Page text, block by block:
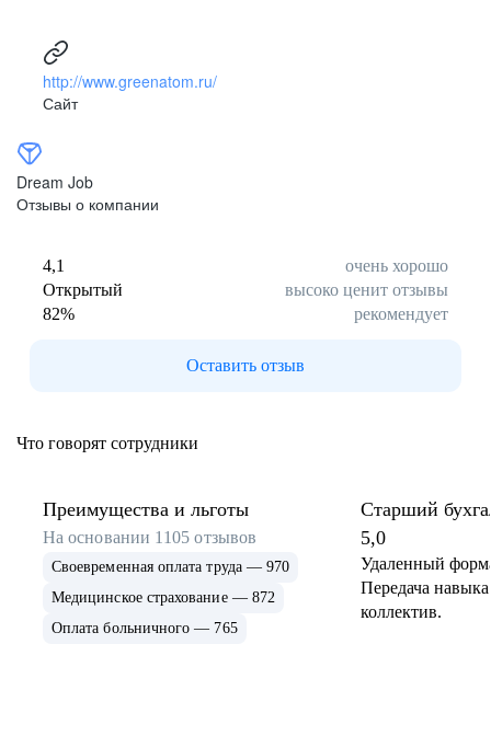
проекты развития цифровой экосистемы
атомной отрасли. Благодаря наработанной
экспертизе ключевым вектором дальнейшего
Внутреннее сообщество
для ИТ-специалистов
ные кадры, так и рабочих
без опыта
Единая команда
Мы всегда внимательно слушаем и слышим друг друга
вне зависимости от занимаемых должностей и места
http://www.greenatom.ru/
Сайт
Dream Job
Отзывы о компании
4,1
очень хорошо
Открытый
высоко ценит отзывы
82% рекомендует
Оставить отзыв
Что говорят сотрудники
Преимущества и льготы
На основании 1105 отзывов
Своевременная оплата труда — 970
Медицинское страхование — 872
Оплата больничного — 765
Старший
5,0
Удаленный
Передача
коллектив.